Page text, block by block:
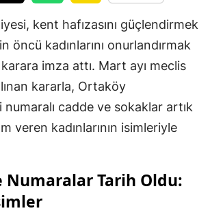
kent hafızasını güçlendirmek
öncü kadınlarını onurlandırmak
imza attı. Mart ayı meclis
kararla, Ortaköy
numaralı cadde ve sokaklar artık
veren kadınlarının isimleriyle
Numaralar Tarih Oldu: